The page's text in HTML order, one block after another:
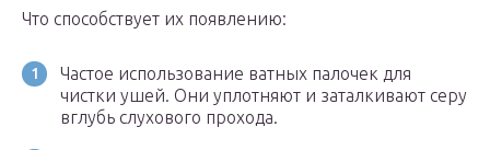
Что способствует их появлению:
Частое использование ватных палочек для
чистки ушей. Они уплотняют и заталкивают серу
вглубь слухового прохода.